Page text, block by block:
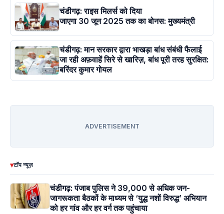
चंडीगढ़: राइस मिलर्स को दिया
जाएगा 30 जून 2025 तक का बोनस: मुख्यमंत्री
चंडीगढ़: मान सरकार द्वारा भाखड़ा बांध संबंधी फैलाई
जा रही अफ़वाहें सिरे से खारिज़, बांध पूरी तरह सुरक्षित:
बरिंदर कुमार गोयल
ADVERTISEMENT
▾टॉप न्यूज़
चंडीगढ़: पंजाब पुलिस ने 39,000 से अधिक जन-
जागरूकता बैठकों के माध्यम से ‘युद्ध नशों विरुद्ध’ अभियान
को हर गांव और हर वर्ग तक पहुंचाया